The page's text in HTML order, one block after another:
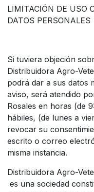
LIMITACIÓN DE USO
DATOS PERSONALES
Si tuviera objeción
Distribuidora Agro-
podrá dar a sus datos
aviso, será atendido
Rosales en horas (de
hábiles, (de lunes a
revocar su
escrito o correo
misma instancia.
Distribuidora Agro-
es una sociedad